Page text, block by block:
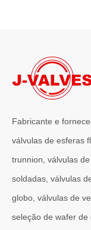
2026-07-01
Os sistemas de
Fabricante e
válvulas de esferas
trunnion, válvulas
soldadas, válvulas
globo, válvulas de
seleção de wafer